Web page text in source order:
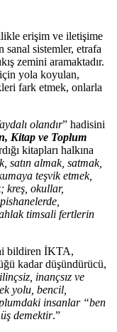
erişim ve iletişime
sanal sistemler, etrafa
zemini aramaktadır.
yola koyulan,
fark etmek, onlarla
olandır” hadisini
Kitap ve Toplum
kitapları halkına
satın almak, satmak,
teşvik etmek,
kreş, okullar,
timsali fertlerin
bildiren İKTA,
kadar düşündürücü,
inançsız ve
yolu, bencil,
insanlar “ben
demektir.”